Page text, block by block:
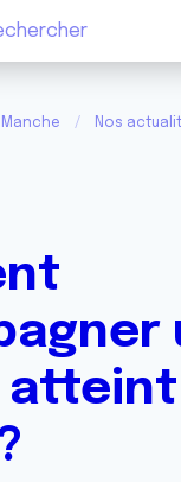
Manche Nos
atteint